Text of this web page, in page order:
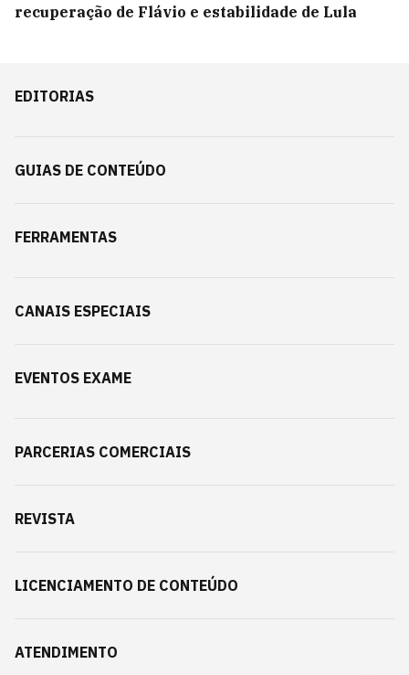
recuperação de Flávio e estabilidade de Lula
EDITORIAS
GUIAS DE CONTEÚDO
FERRAMENTAS
CANAIS ESPECIAIS
EVENTOS EXAME
PARCERIAS COMERCIAIS
REVISTA
LICENCIAMENTO DE CONTEÚDO
ATENDIMENTO